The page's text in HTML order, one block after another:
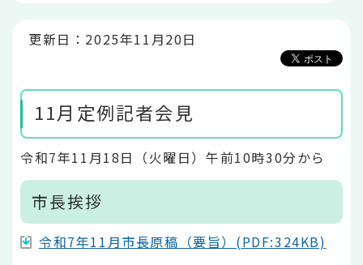
更新日：2025年11月20日
11月定例記者会見
令和7年11月18日（火曜日）午前10時30分から
市長挨拶
令和7年11月市長原稿（要旨）(PDF:324KB)